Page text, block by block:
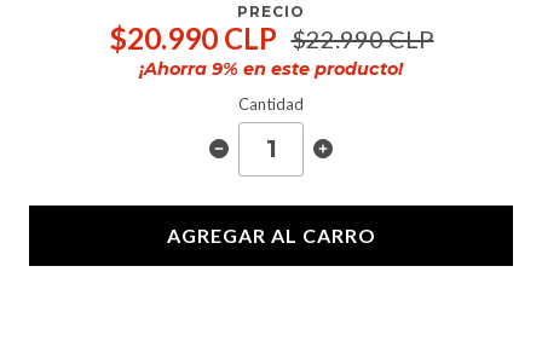
PRECIO
$20.990 CLP $22.990 CLP
¡Ahorra 9% en este producto!
Cantidad
AGREGAR AL CARRO